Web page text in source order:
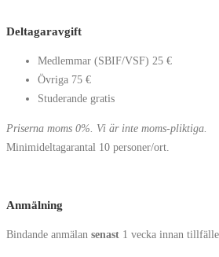
Deltagaravgift
Medlemmar (SBIF/VSF) 25 €
Övriga 75 €
Studerande gratis
Priserna moms 0%. Vi är inte moms-pliktiga.
Minimideltagarantal 10 personer/ort.
Anmälning
Bindande anmälan senast 1 vecka innan tillfälle